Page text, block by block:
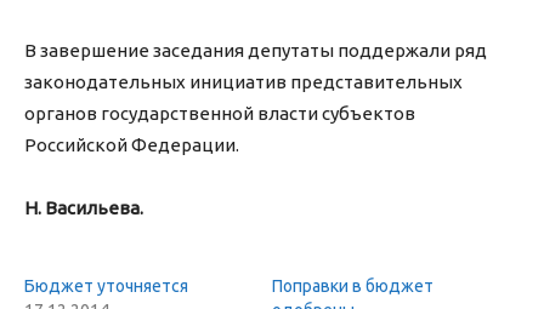
В завершение заседания депутаты поддержали ряд
законодательных инициатив представительных
органов государственной власти субъектов
Российской Федерации.
Н. Васильева.
Бюджет уточняется
Поправки в бюджет